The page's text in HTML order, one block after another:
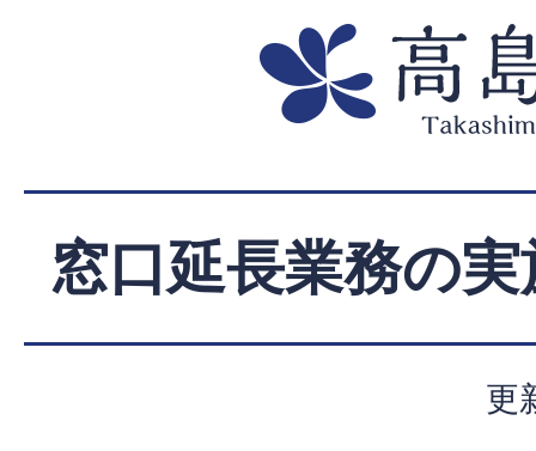
窓口延長業務の
更